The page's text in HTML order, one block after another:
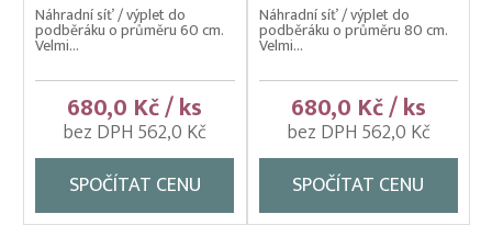
Náhradní síť / výplet do
podběráku o průměru 60 cm.
Velmi...
680,0 Kč / ks
bez DPH 562,0 Kč
SPOČÍTAT CENU
Náhradní síť / výplet do
podběráku o průměru 80 cm.
Velmi...
680,0 Kč / ks
bez DPH 562,0 Kč
SPOČÍTAT CENU